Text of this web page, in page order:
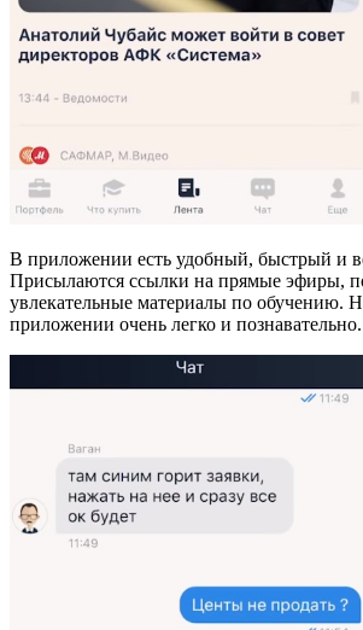
В приложении есть удобный, быстрый и
Присылаются ссылки на прямые эфиры,
увлекательные материалы по обучению.
приложении очень легко и познавательно.